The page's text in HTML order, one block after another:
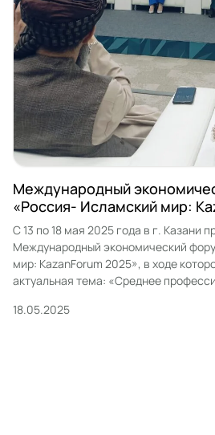
Международный
«Россия- Исламский мир:
С 13 по 18 мая 2025 года в г. Казани
Международный экономический
мир: KazanForum 2025», в ходе
актуальная тема: «Среднее
продемонстрированы лучшие
18.05.2025